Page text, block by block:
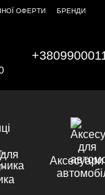
ОФЕРТИ
БРЕНДИ